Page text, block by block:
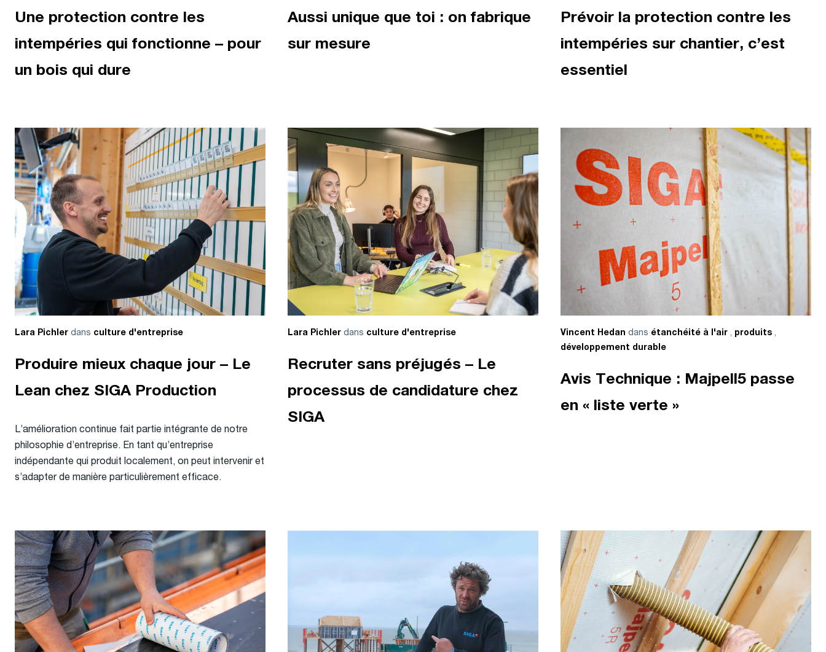
Une protection contre les
intempéries qui fonctionne – pour
un bois qui dure
Aussi unique que toi : on fabrique
sur mesure
Prévoir la protection contre les
intempéries sur chantier, c’est
essentiel
Lara Pichler dans culture d'entreprise
Produire mieux chaque jour – Le
Lean chez SIGA Production
L’amélioration continue fait partie intégrante de notre
philosophie d’entreprise. En tant qu’entreprise
indépendante qui produit localement, on peut intervenir et
s’adapter de manière particulièrement efficace.
Lara Pichlerdans culture d'entreprise
Recruter sans préjugés – Le
processus de candidature chez
SIGA
Vincent Hedan dans étanchéité à l'air , produits ,
développement durable
Avis Technique : Majpell5 passe
en « liste verte »